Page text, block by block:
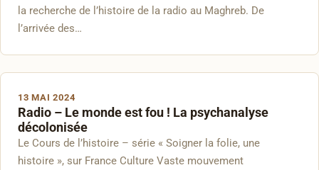
la recherche de l’histoire de la radio au Maghreb. De
l’arrivée des…
13 MAI 2024
Radio – Le monde est fou ! La psychanalyse
décolonisée
Le Cours de l’histoire – série « Soigner la folie, une
histoire », sur France Culture Vaste mouvement